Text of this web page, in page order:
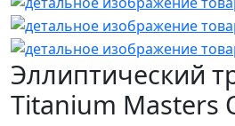
Эллиптический
Titanium Masters